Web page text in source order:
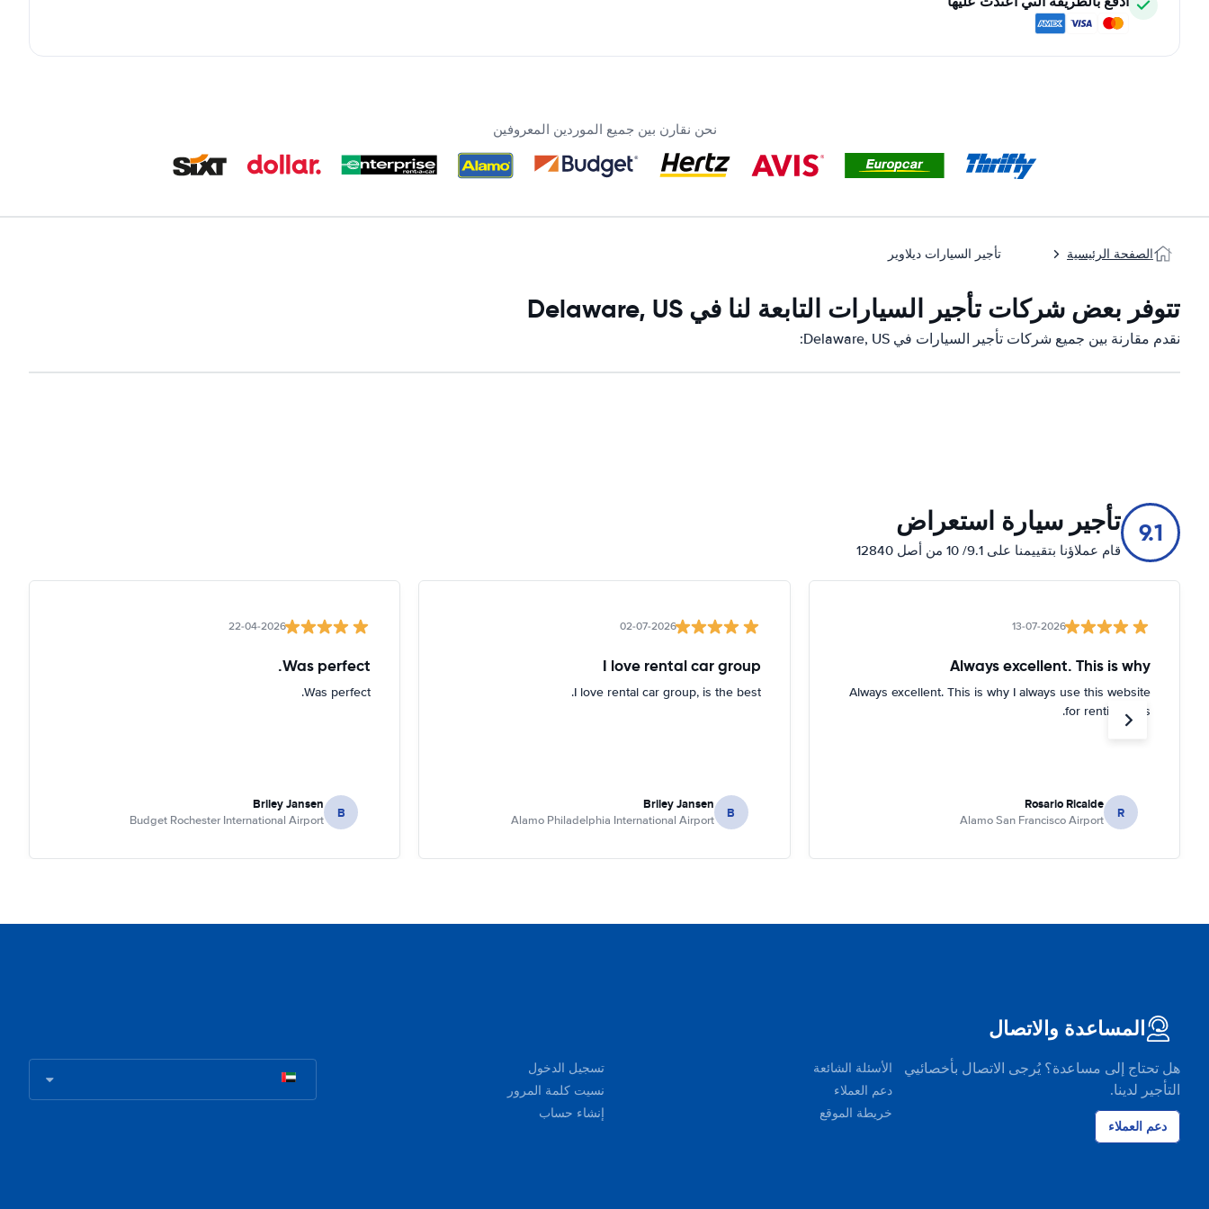
نحن نقارن بين جميع الموردين المعروفين
الصفحة الرئيسية تأجير السيارات ديلاوير
تتوفر بعض شركات تأجير السيارات التابعة لنا في Delaware, US
نقدم مقارنة بين جميع شركات تأجير السيارات في Delaware, US:
9.1 تأجير سيارة استعراض
قام عملاؤنا بتقييمنا على 9.1/ 10 من أصل 12840
13-07-2026
Always excellent. This is why
Always excellent. This is why I always use this website
for renting cars.
R
Rosario Ricalde
Alamo San Francisco Airport
02-07-2026
I love rental car group
I love rental car group, is the best.
B
Briley Jansen
Alamo Philadelphia International Airport
22-04-2026
Was perfect.
Was perfect.
B
Briley Jansen
Budget Rochester International Airport
المساعدة والاتصال
هل تحتاج إلى مساعدة؟ يُرجى الاتصال بأخصائيي
التأجير لدينا.
دعم العملاء
الأسئلة الشائعة
دعم العملاء
خريطة الموقع
تسجيل الدخول
نسيت كلمة المرور
إنشاء حساب